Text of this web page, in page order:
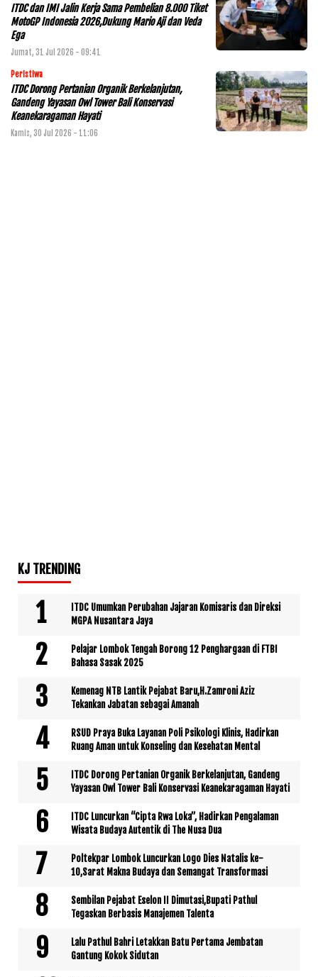
ITDC dan IMI Jalin Kerja Sama Pembelian 8.000 Tiket
MotoGP Indonesia 2026,Dukung Mario Aji dan Veda
Ega
Jumat, 31 Jul 2026 - 09:41
Peristiwa
ITDC Dorong Pertanian Organik Berkelanjutan,
Gandeng Yayasan Owl Tower Bali Konservasi
Keanekaragaman Hayati
Kamis, 30 Jul 2026 - 11:06
KJ TRENDING
ITDC Umumkan Perubahan Jajaran Komisaris dan Direksi
MGPA Nusantara Jaya
Pelajar Lombok Tengah Borong 12 Penghargaan di FTBI
Bahasa Sasak 2025
Kemenag NTB Lantik Pejabat Baru,H.Zamroni Aziz
Tekankan Jabatan sebagai Amanah
RSUD Praya Buka Layanan Poli Psikologi Klinis, Hadirkan
Ruang Aman untuk Konseling dan Kesehatan Mental
ITDC Dorong Pertanian Organik Berkelanjutan, Gandeng
Yayasan Owl Tower Bali Konservasi Keanekaragaman Hayati
ITDC Luncurkan “Cipta Rwa Loka”, Hadirkan Pengalaman
Wisata Budaya Autentik di The Nusa Dua
Poltekpar Lombok Luncurkan Logo Dies Natalis ke-
10,Sarat Makna Budaya dan Semangat Transformasi
Sembilan Pejabat Eselon II Dimutasi,Bupati Pathul
Tegaskan Berbasis Manajemen Talenta
Lalu Pathul Bahri Letakkan Batu Pertama Jembatan
Gantung Kokok Sidutan